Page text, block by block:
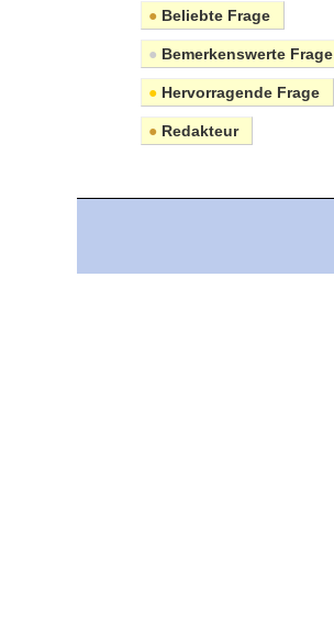
● Beliebte Frage
● Bemerkenswerte Frage
● Hervorragende Frage
● Redakteur